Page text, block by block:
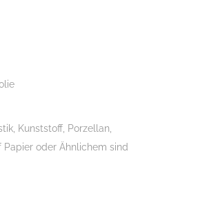
Kunststoff, Porzellan,
Papier oder Ähnlichem sind